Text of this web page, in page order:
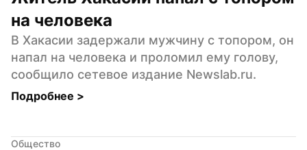
на человека
В Хакасии задержали мужчину с топором, он
напал на человека и проломил ему голову,
сообщило сетевое издание Newslab.ru.
Подробнее >
Общество